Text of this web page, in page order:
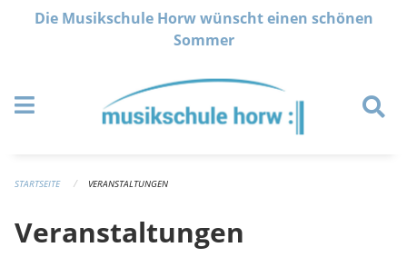
Navigation überspringen
Die Musikschule Horw wünscht einen schönen
Sommer
STARTSEITE VERANSTALTUNGEN
Veranstaltungen